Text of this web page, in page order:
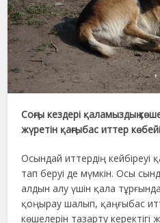
Соңғы кездері қаламыздың
жүретін қаңғыбас иттер
Осындай иттердің кейбіреуі
тап беруі де мүмкін. Осы
алдын алу үшін қала
қоңырау шалып, қаңғыбас
көшелерін тазарту керектігі